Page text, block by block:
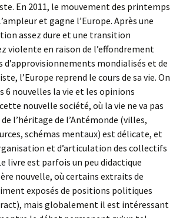
En 2011, le mouvement des printemps
et gagne l’Europe. Après une
assez dure et une transition
violente en raison de l’effondrement
d’approvisionnements mondialisés et de
l’Europe reprend le cours de sa vie. On
6 nouvelles la vie et les opinions
nouvelle société, où la vie ne va pas
l’héritage de l’Antémonde (villes,
schémas mentaux) est délicate, et
et d’articulation des collectifs
livre est parfois un peu didactique
nouvelle, où certains extraits de
exposés de positions politiques
mais globalement il est intéressant